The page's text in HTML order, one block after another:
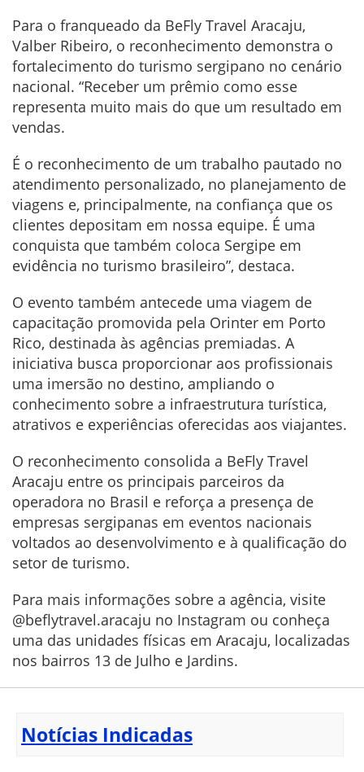
Para o franqueado da BeFly Travel Aracaju,
Valber Ribeiro, o reconhecimento demonstra o
fortalecimento do turismo sergipano no cenário
nacional. “Receber um prêmio como esse
representa muito mais do que um resultado em
vendas.
É o reconhecimento de um trabalho pautado no
atendimento personalizado, no planejamento de
viagens e, principalmente, na confiança que os
clientes depositam em nossa equipe. É uma
conquista que também coloca Sergipe em
evidência no turismo brasileiro”, destaca.
O evento também antecede uma viagem de
capacitação promovida pela Orinter em Porto
Rico, destinada às agências premiadas. A
iniciativa busca proporcionar aos profissionais
uma imersão no destino, ampliando o
conhecimento sobre a infraestrutura turística,
atrativos e experiências oferecidas aos viajantes.
O reconhecimento consolida a BeFly Travel
Aracaju entre os principais parceiros da
operadora no Brasil e reforça a presença de
empresas sergipanas em eventos nacionais
voltados ao desenvolvimento e à qualificação do
setor de turismo.
Para mais informações sobre a agência, visite
@beflytravel.aracaju no Instagram ou conheça
uma das unidades físicas em Aracaju, localizadas
nos bairros 13 de Julho e Jardins.
Notícias Indicadas